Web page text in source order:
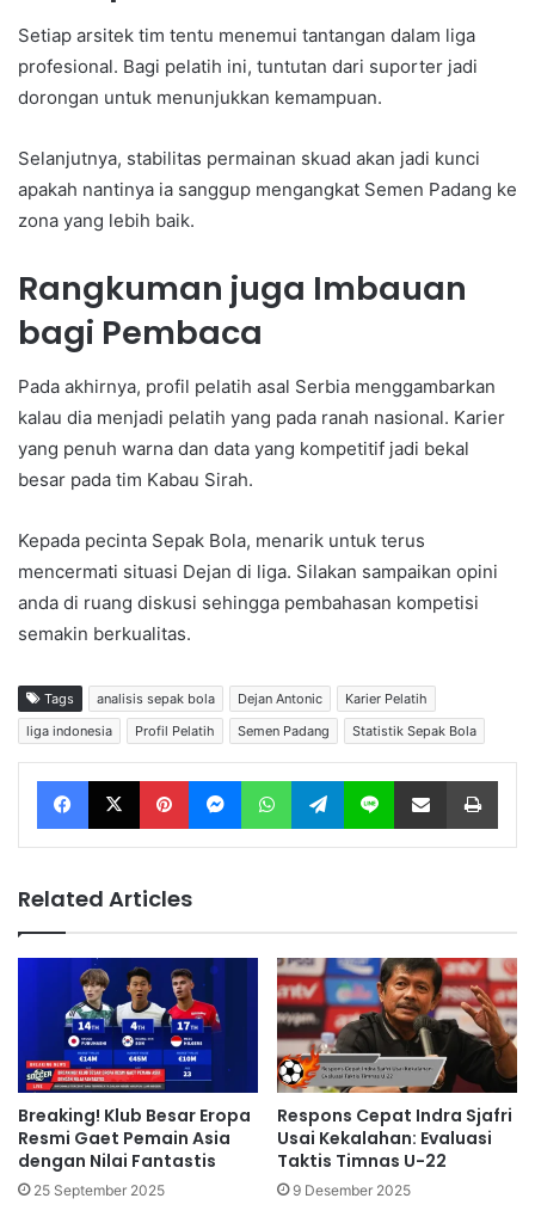
Setiap arsitek tim tentu menemui tantangan dalam liga
profesional. Bagi pelatih ini, tuntutan dari suporter jadi
dorongan untuk menunjukkan kemampuan.
Selanjutnya, stabilitas permainan skuad akan jadi kunci
apakah nantinya ia sanggup mengangkat Semen Padang ke
zona yang lebih baik.
Rangkuman juga Imbauan
bagi Pembaca
Pada akhirnya, profil pelatih asal Serbia menggambarkan
kalau dia menjadi pelatih yang pada ranah nasional. Karier
yang penuh warna dan data yang kompetitif jadi bekal
besar pada tim Kabau Sirah.
Kepada pecinta Sepak Bola, menarik untuk terus
mencermati situasi Dejan di liga. Silakan sampaikan opini
anda di ruang diskusi sehingga pembahasan kompetisi
semakin berkualitas.
Tags analisis sepak bola Dejan Antonic
Karier Pelatih
liga indonesia
Profil Pelatih Semen Padang Statistik Sepak Bola
Facebook X Pinterest Messenger WhatsApp Telegram Line Share via Email
Related Articles
Breaking! Klub Besar Eropa
Resmi Gaet Pemain Asia
dengan Nilai Fantastis
25 September 2025
Respons Cepat Indra Sjafri
Usai Kekalahan: Evaluasi
Taktis Timnas U-22
9 Desember 2025